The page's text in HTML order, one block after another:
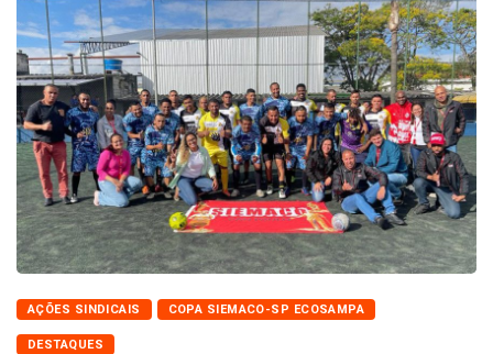
AÇÕES SINDICAIS COPA SIEMACO-SP ECOSAMPA
DESTAQUES